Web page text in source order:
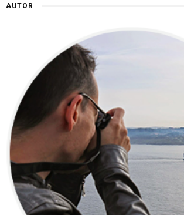
AUTOR